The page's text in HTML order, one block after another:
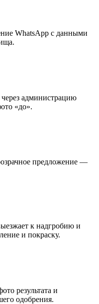
WhatsApp с данными
администрацию
«до».
предложение —
к надгробию и
и покраску.
результата и
одобрения.